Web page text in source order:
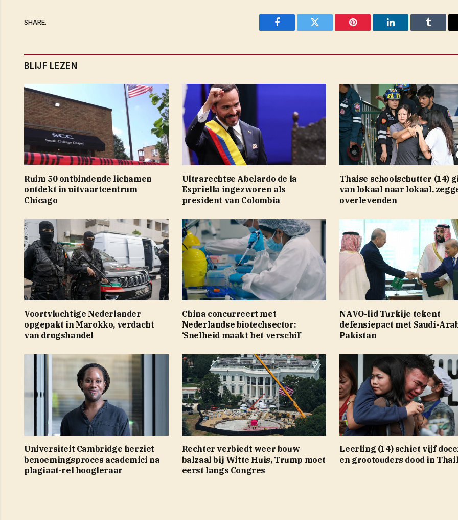
SHARE.
Facebook Twitter Pinterest LinkedIn Tumblr
BLIJF LEZEN
Ruim 50 ontbindende lichamen
ontdekt in uitvaartcentrum
Chicago
Ultrarechtse Abelardo de la
Espriella ingezworen als
president van Colombia
Thaise schoolschutter (14)
van lokaal naar lokaal,
overlevenden
Voortvluchtige Nederlander
opgepakt in Marokko, verdacht
van drugshandel
China concurreert met
Nederlandse biotechsector:
‘Snelheid maakt het verschil’
NAVO-lid Turkije tekent
defensiepact met Saudi-
Pakistan
Universiteit Cambridge herziet
benoemingsproces academici na
plagiaat-rel hoogleraar
Rechter verbiedt weer bouw
balzaal bij Witte Huis, Trump moet
eerst langs Congres
Leerling (14) schiet vijf
en grootouders dood in